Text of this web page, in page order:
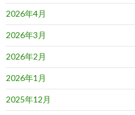
2026年4月
2026年3月
2026年2月
2026年1月
2025年12月